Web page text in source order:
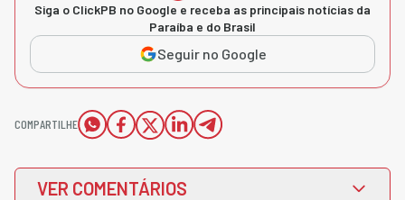
Siga o ClickPB no Google e receba as principais notícias da
Paraíba e do Brasil
Seguir no Google
COMPARTILHE
VER COMENTÁRIOS